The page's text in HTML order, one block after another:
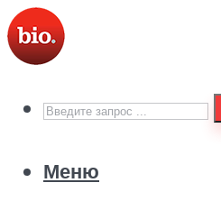
Меню